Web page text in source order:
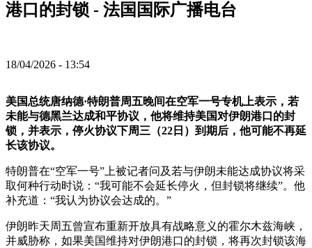
港口的封锁 - 法国国际广播电台
18/04/2026 - 13:54
美国总统唐纳德·特朗普周五晚间在空军一号专机上表示，若
未能与德黑兰达成和平协议，他将维持美国对伊朗港口的封
锁，并表示，停火协议下周三（22日）到期后，他可能不再延
长该协议。
特朗普在“空军一号”上被记者问及若与伊朗未能达成协议将采
取何种行动时说：“我可能不会延长停火，但封锁将继续”。他
补充道：“我认为协议会达成的。”
伊朗昨天周五曾宣布重新开放具有战略意义的霍尔木兹海峡，
并威胁称，如果美国维持对伊朗港口的封锁，将再次封锁该海